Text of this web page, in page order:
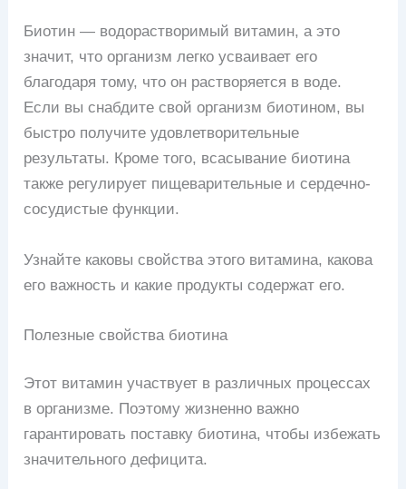
Биотин — водорастворимый витамин, а это
значит, что организм легко усваивает его
благодаря тому, что он растворяется в воде.
Если вы снабдите свой организм биотином, вы
быстро получите удовлетворительные
результаты. Кроме того, всасывание биотина
также регулирует пищеварительные и сердечно-
сосудистые функции.
Узнайте каковы свойства этого витамина, какова
его важность и какие продукты содержат его.
Полезные свойства биотина
Этот витамин участвует в различных процессах
в организме. Поэтому жизненно важно
гарантировать поставку биотина, чтобы избежать
значительного дефицита.